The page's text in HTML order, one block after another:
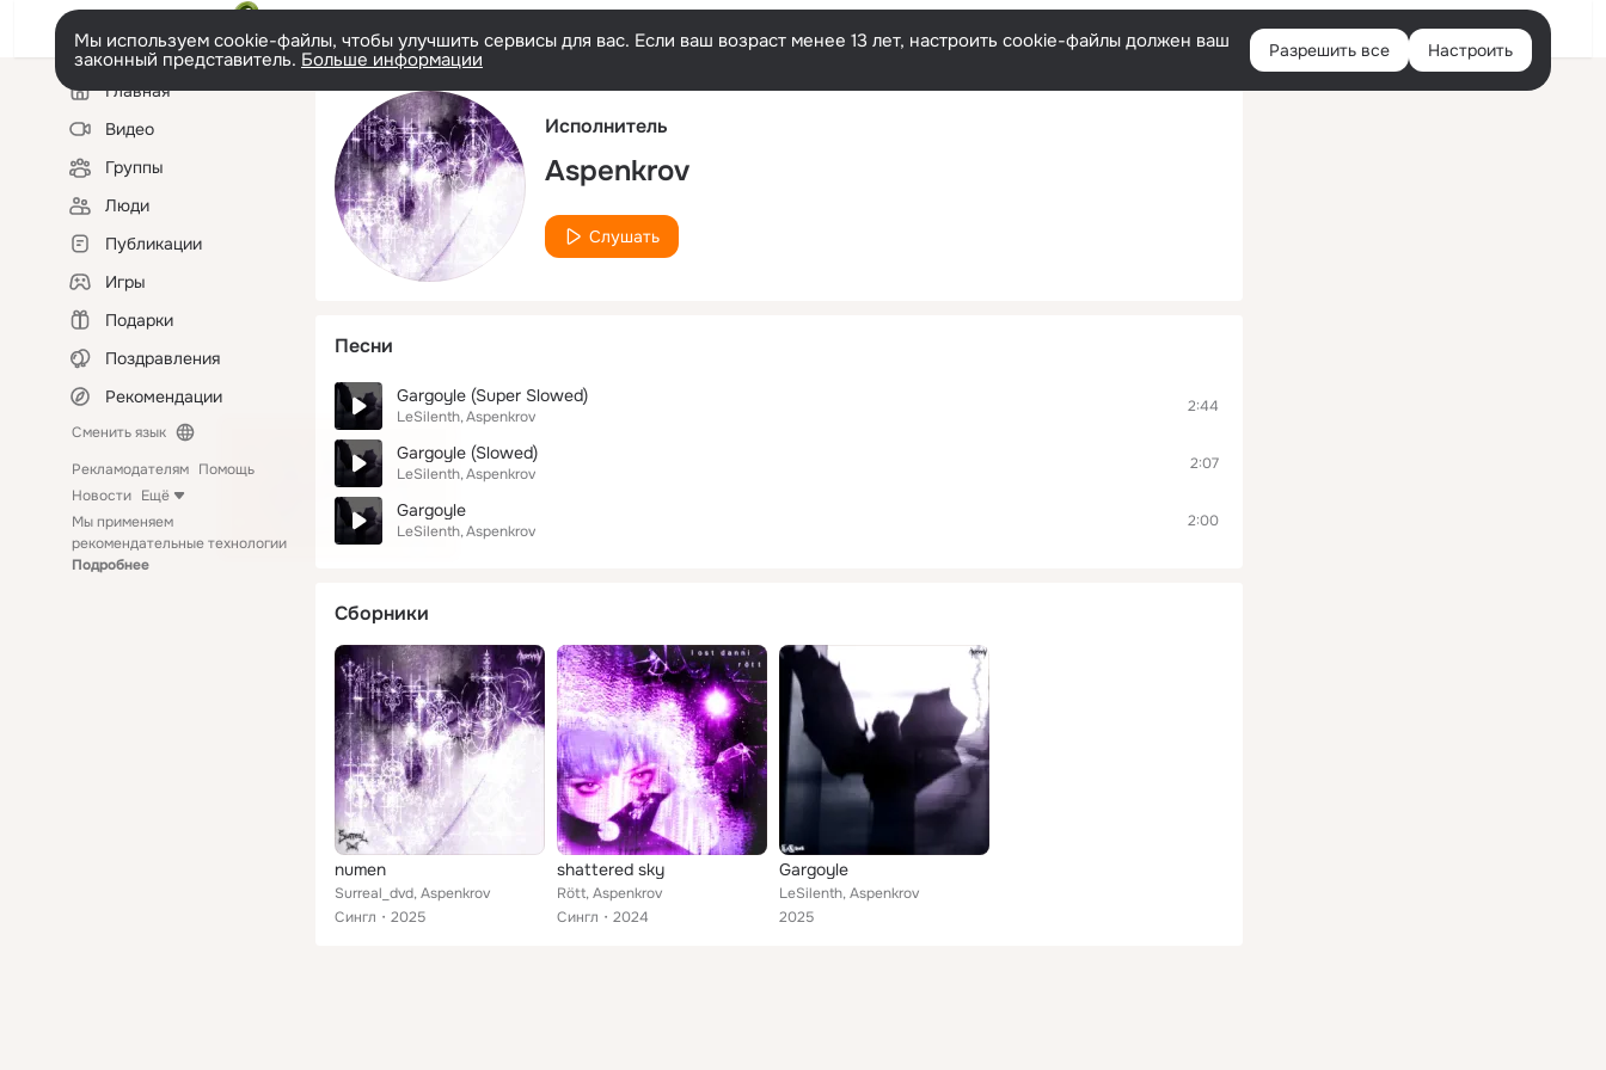
Русский Войти
Мы используем cookie-файлы, чтобы улучшить сервисы для вас. Если ваш возраст менее 13 лет, настроить cookie-файлы должен ваш
законный представитель. Больше информации Разрешить все Настроить
Левая
колонкаГлавная
Видео
Группы
Люди
Публикации
Игры
Подарки
Поздравления
Рекомендации
Сменить язык
Рекламодателям Помощь
Новости Ещё
Мы применяем
рекомендательные технологии
Подробнее
Исполнитель
Aspenkrov
Слушать
Песни
Gargoyle (Super Slowed)
LeSilenth Aspenkrov
2:44
Gargoyle (Slowed)
LeSilenth Aspenkrov
2:07
Gargoyle
LeSilenth Aspenkrov
2:00
Сборники
numen
Surreal_dvd, Aspenkrov
Сингл
2025
shattered sky
Rött, Aspenkrov
Сингл
2024
Gargoyle
LeSilenth, Aspenkrov
2025